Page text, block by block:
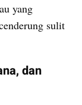
yang
sulit
dan